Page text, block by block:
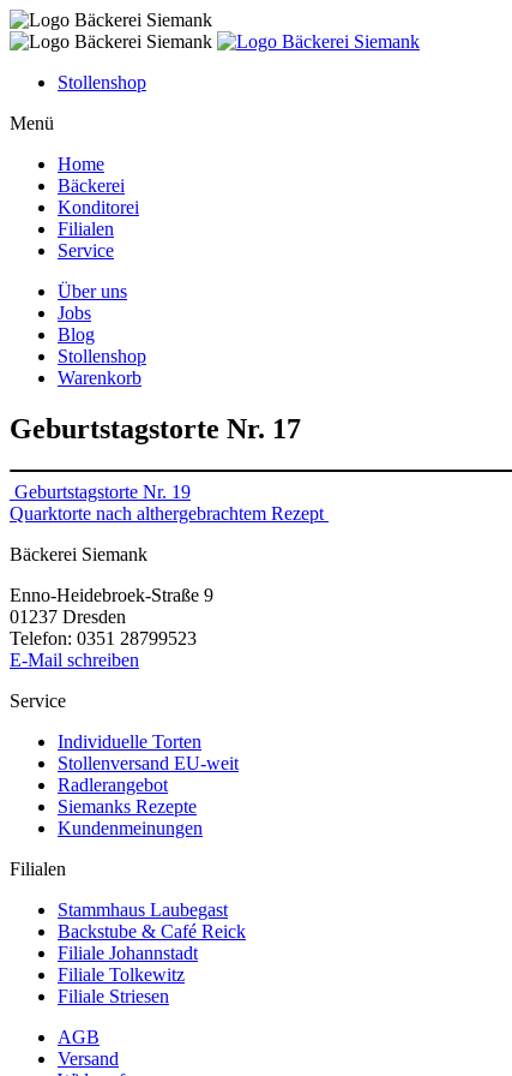
Skip
to
Stollenshop
Menü
Home
Bäckerei
Konditorei
Filialen
Service
Über uns
Jobs
Blog
Stollenshop
Warenkorb
Geburtstagstorte Nr. 17
Beitragsnavigation
Geburtstagstorte Nr. 19
Quarktorte nach althergebrachtem Rezept
Bäckerei Siemank
Enno-Heidebroek-Straße 9
01237 Dresden
Telefon: 0351 28799523
E-Mail schreiben
Service
Individuelle Torten
Stollenversand EU-weit
Radlerangebot
Siemanks Rezepte
Kundenmeinungen
Filialen
Stammhaus Laubegast
Backstube & Café Reick
Filiale Johannstadt
Filiale Tolkewitz
Filiale Striesen
AGB
Versand